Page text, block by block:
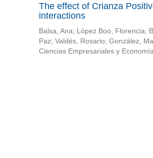
The effect of Crianza
interactions
Balsa, Ana; López Boo, Florencia;
Paz; Valdés, Rosario; González,
Ciencias Empresariales y